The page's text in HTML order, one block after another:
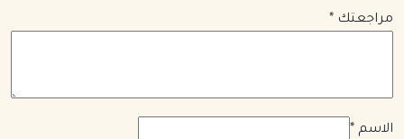
مراجعتك *
الاسم *